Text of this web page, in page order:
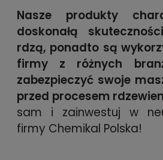
Nasze produkty
doskonałą
rdzą, ponadto są
firmy z różnych
zabezpieczyć swoje
przed procesem
sam i zainwestuj w
firmy Chemikal Polska!